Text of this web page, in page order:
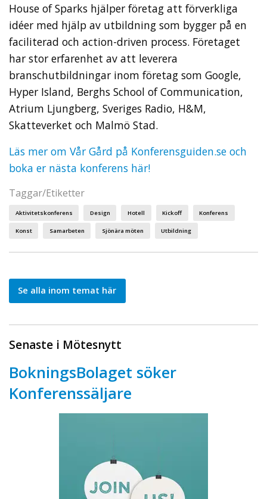
House of Sparks hjälper företag att förverkliga
idéer med hjälp av utbildning som bygger på en
faciliterad och action-driven process. Företaget
har stor erfarenhet av att leverera
branschutbildningar inom företag som Google,
Hyper Island, Berghs School of Communication,
Atrium Ljungberg, Sveriges Radio, H&M,
Skatteverket och Malmö Stad.
Läs mer om Vår Gård på Konferensguiden.se och
boka er nästa konferens här!
Taggar/Etiketter
Aktivitetskonferens Design Hotell Kickoff Konferens
Konst Samarbeten Sjönära möten Utbildning
Se alla inom temat här
Senaste i Mötesnytt
BokningsBolaget söker
Konferenssäljare